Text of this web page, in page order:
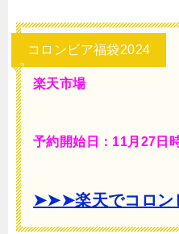
コロンビア福袋2024
楽天市場
予約開始日：11月27日
➤➤➤楽天でコロン